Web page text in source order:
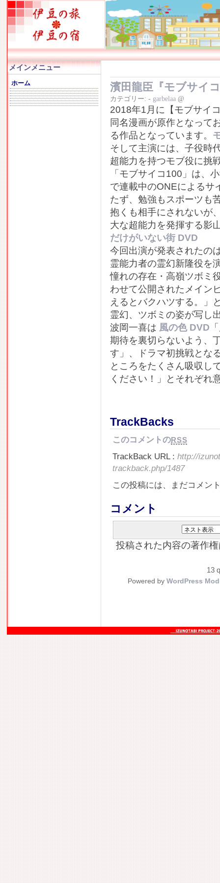
メインメニュー
ホーム 濱田龍臣『モブサイ
カテゴリー: - garbelaa @
2018年1月に【モブサイ
同名漫画が原作となって
る作品となっています。
そして主演には、子役時
超能力を持つモブ役に挑
「モブサイコ100」は、
で連載中のONEによるサ
たず、勉強もスポーツも
抱くも相手にされないが
大な超能力を発揮する影
だけがいない街 DVD
今回出演が発表されたの
霊能力者の霊幻新隆役を
憧れの存在・高嶺ツボミ
わせて公開されたメイン
えるとバクハツする。」
霊幻、ツボミの姿が写し
波岡一喜は 風の色 DVD
期待を裏切らないよう、
す」、ドラマ初挑戦とな
ところをたくさん吸収し
ください！」とそれぞれ
TrackBacks
このコメントのRSS
TrackBack URL : http://
trackback.php/1487
この投稿には、まだコメン
コメント
投稿された内容の著作
13
Powered by WordPress